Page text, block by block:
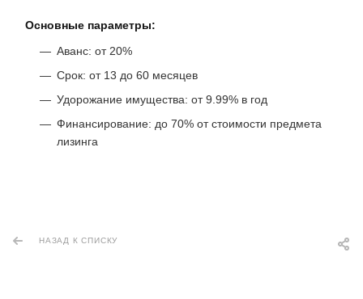
Основные параметры:
Аванс: от 20%
Срок: от 13 до 60 месяцев
Удорожание имущества: от 9.99% в год
Финансирование: до 70% от стоимости предмета
лизинга
НАЗАД К СПИСКУ